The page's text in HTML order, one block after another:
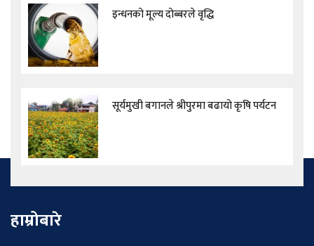
इन्धनको मूल्य दोब्बरले वृद्धि
सूर्यमुखी बगानले श्रीपुरमा बढायो कृषि पर्यटन
हाम्रोबारे